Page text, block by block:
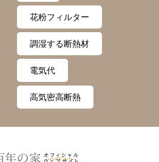
花粉フィルター
調湿する断熱材
電気代
高気密高断熱